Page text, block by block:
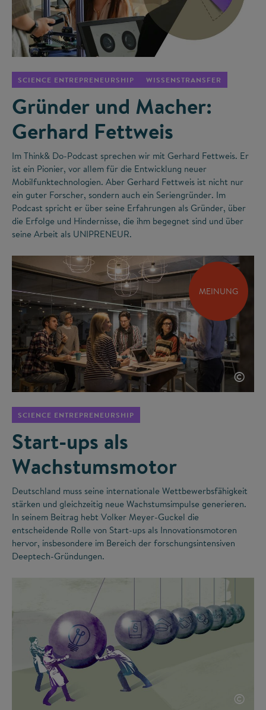
SCIENCE ENTREPRENEURSHIP WISSENSTRANSFER
Gründer und Macher:
Gerhard Fettweis
Im Think& Do-Podcast sprechen wir mit Gerhard Fettweis. Er
ist ein Pionier, vor allem für die Entwicklung neuer
Mobilfunktechnologien. Aber Gerhard Fettweis ist nicht nur
ein guter Forscher, sondern auch ein Seriengründer. Im
Podcast spricht er über seine Erfahrungen als Gründer, über
die Erfolge und Hindernisse, die ihm begegnet sind und über
seine Arbeit als UNIPRENEUR.
MEINUNG
©
SCIENCE ENTREPRENEURSHIP
Start-ups als
Wachstumsmotor
Deutschland muss seine internationale Wettbewerbsfähigkeit
stärken und gleichzeitig neue Wachstumsimpulse generieren.
In seinem Beitrag hebt Volker Meyer-Guckel die
entscheidende Rolle von Start-ups als Innovationsmotoren
hervor, insbesondere im Bereich der forschungsintensiven
Deeptech-Gründungen.
©